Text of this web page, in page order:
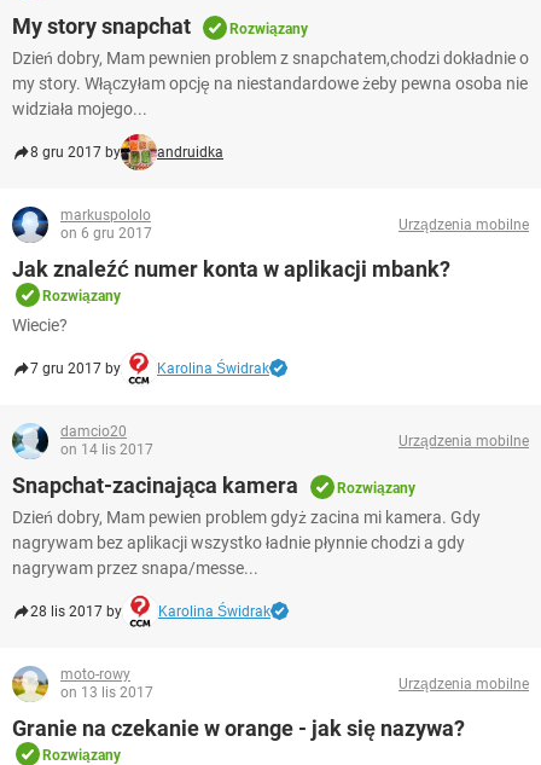
My story snapchat Rozwiązany
Dzień dobry, Mam pewnien problem z snapchatem,chodzi dokładnie o
my story. Włączyłam opcję na niestandardowe żeby pewna osoba nie
widziała mojego...
8 gru 2017 by andruidka
markuspololo
on 6 gru 2017
Urządzenia mobilne
Jak znaleźć numer konta w aplikacji mbank?
Rozwiązany
Wiecie?
7 gru 2017 by Karolina Świdrak
damcio20
on 14 lis 2017
Urządzenia mobilne
Snapchat-zacinająca kamera Rozwiązany
Dzień dobry, Mam pewien problem gdyż zacina mi kamera. Gdy
nagrywam bez aplikacji wszystko ładnie płynnie chodzi a gdy
nagrywam przez snapa/messe...
28 lis 2017 by Karolina Świdrak
moto-rowy
on 13 lis 2017
Urządzenia mobilne
Granie na czekanie w orange - jak się nazywa?
Rozwiązany